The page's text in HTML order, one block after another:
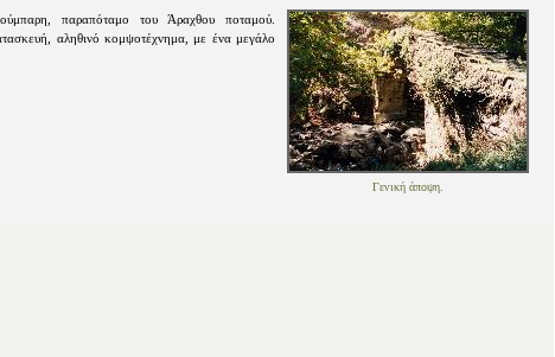
Γενική άποψη.
παραπόταμο του Άραχθου ποταμού.
αληθινό κομψοτέχνημα, με ένα μεγάλο